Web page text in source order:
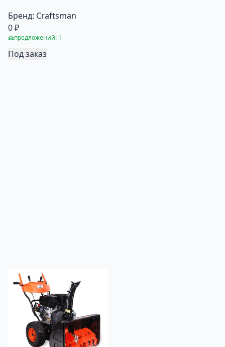
Бренд: Craftsman
0 ₽
предложений: 1
Под заказ